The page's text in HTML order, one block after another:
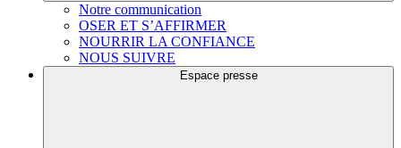
Notre communication
OSER ET S’AFFIRMER
NOURRIR LA CONFIANCE
NOUS SUIVRE
Espace presse